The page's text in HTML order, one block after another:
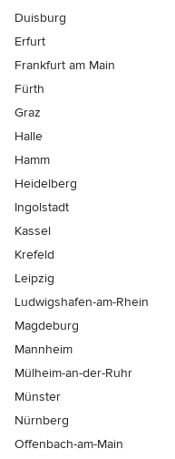
Duisburg
Erfurt
Frankfurt am Main
Fürth
Graz
Halle
Hamm
Heidelberg
Ingolstadt
Kassel
Krefeld
Leipzig
Ludwigshafen-am-Rhein
Magdeburg
Mannheim
Mülheim-an-der-Ruhr
Münster
Nürnberg
Offenbach-am-Main